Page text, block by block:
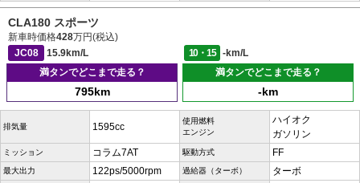
CLA180 スポーツ
新車時価格428万円(税込)
JC08
15.9km/L 10・15
-km/L
満タンでどこまで走る？
795km
満タンでどこまで走る？
-km
排気量 1595cc
使用燃料
エンジン
ハイオク
ガソリン
ミッション コラム7AT 駆動方式 FF
最大出力 122ps/5000rpm 過給器（ターボ） ターボ